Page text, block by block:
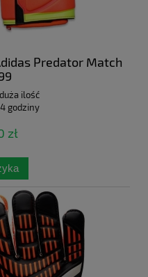
Predator Match
duża ilość
godziny
zł